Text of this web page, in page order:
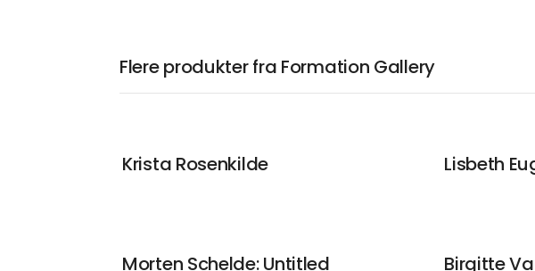
Flere produkter fra Formation Gallery
Krista Rosenkilde Lisbeth
Morten Schelde: Untitled Birgitte